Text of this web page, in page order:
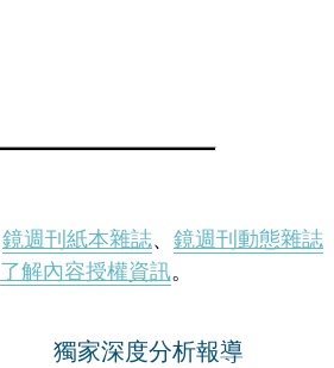
鏡週刊紙本雜誌、 鏡週刊動態雜誌
了解內容授權資訊。
獨家深度分析報導